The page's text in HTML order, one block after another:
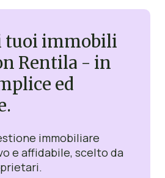
tuoi immobili
Rentila - in
ed
immobiliare
e affidabile, scelto da